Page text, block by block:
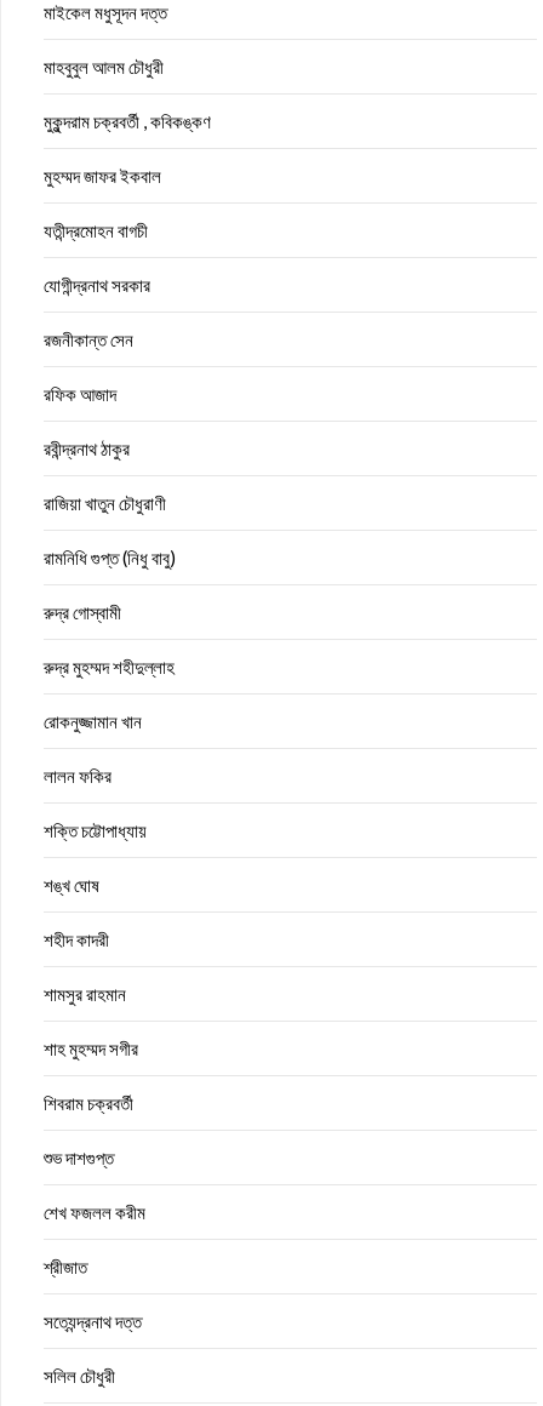
মাইকেল মধুসূদন দত্ত
মাহবুবুল আলম চৌধুরী
মুকুন্দরাম চক্রবর্তী , কবিকঙ্কণ
মুহম্মদ জাফর ইকবাল
যতীন্দ্রমোহন বাগচী
যোগীন্দ্রনাথ সরকার
রজনীকান্ত সেন
রফিক আজাদ
রবীন্দ্রনাথ ঠাকুর
রাজিয়া খাতুন চৌধুরাণী
রামনিধি গুপ্ত (নিধু বাবু)
রুদ্র গোস্বামী
রুদ্র মুহম্মদ শহীদুল্লাহ
রোকনুজ্জামান খান
লালন ফকির
শক্তি চট্টোপাধ্যায়
শঙ্খ ঘোষ
শহীদ কাদরী
শামসুর রাহমান
শাহ মুহম্মদ সগীর
শিবরাম চক্রবর্তী
শুভ দাশগুপ্ত
শেখ ফজলল করীম
শ্রীজাত
সত্যেন্দ্রনাথ দত্ত
সলিল চৌধুরী